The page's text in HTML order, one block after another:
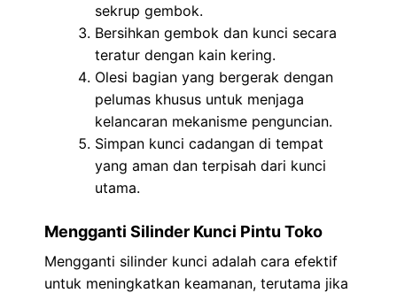
sekrup gembok.
Bersihkan gembok dan kunci secara
teratur dengan kain kering.
Olesi bagian yang bergerak dengan
pelumas khusus untuk menjaga
kelancaran mekanisme penguncian.
Simpan kunci cadangan di tempat
yang aman dan terpisah dari kunci
utama.
Mengganti Silinder Kunci Pintu Toko
Mengganti silinder kunci adalah cara efektif
untuk meningkatkan keamanan, terutama jika